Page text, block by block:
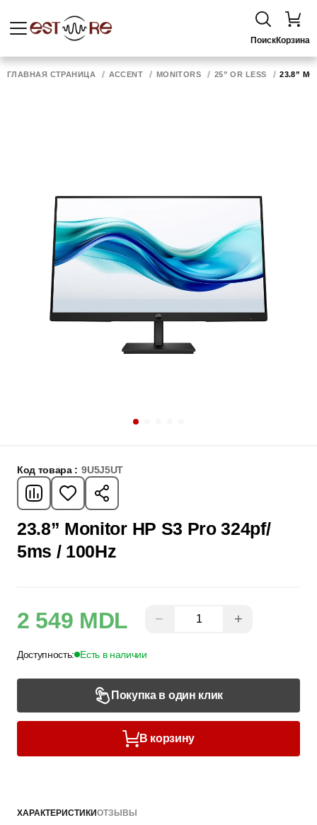
ПоискКорзина
ГЛАВНАЯ СТРАНИЦА ACCENT MONITORS 25” OR LESS 23.8”
Код товара : 9U5J5UT
23.8” Monitor HP S3 Pro 324pf/
5ms / 100Hz
2 549 MDL − +
Доступность: Есть в наличии
Покупка в один клик
В корзину
ХАРАКТЕРИСТИКИОТЗЫВЫ